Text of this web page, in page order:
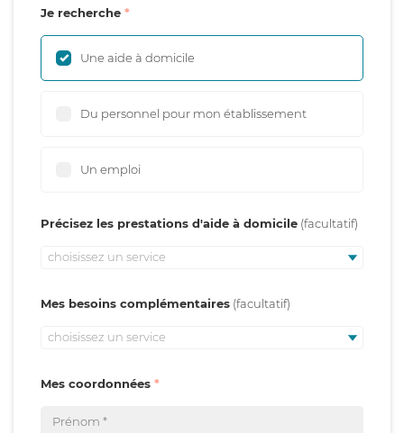
Je recherche
Une aide à domicile
Du personnel pour mon établissement
Un emploi
Précisez les prestations d'aide à domicile
choisissez un service
Mes besoins complémentaires
choisissez un service
Mes coordonnées